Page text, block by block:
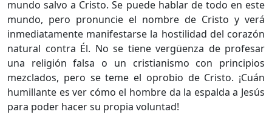
mundo salvo a Cristo. Se puede hablar de todo en este
mundo, pero pronuncie el nombre de Cristo y verá
inmediatamente manifestarse la hostilidad del corazón
natural contra Él. No se tiene vergüenza de profesar
una religión falsa o un cristianismo con principios
mezclados, pero se teme el oprobio de Cristo. ¡Cuán
humillante es ver cómo el hombre da la espalda a Jesús
para poder hacer su propia voluntad!